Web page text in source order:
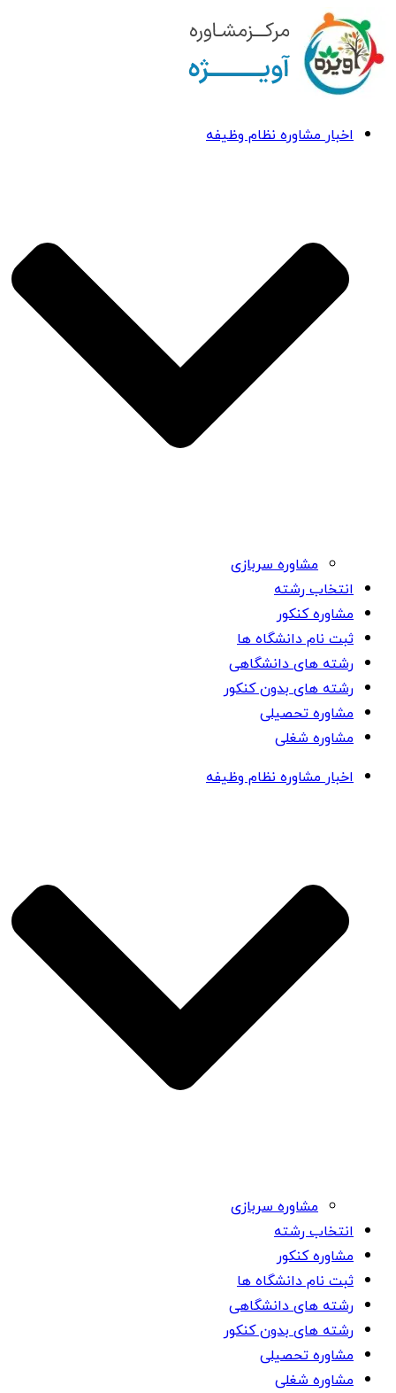
اخبار مشاوره نظام وظیفه
مشاوره سربازی
انتخاب رشته
مشاوره کنکور
ثبت نام دانشگاه ها
رشته های دانشگاهی
رشته های بدون کنکور
مشاوره تحصیلی
مشاوره شغلی
اخبار مشاوره نظام وظیفه
مشاوره سربازی
انتخاب رشته
مشاوره کنکور
ثبت نام دانشگاه ها
رشته های دانشگاهی
رشته های بدون کنکور
مشاوره تحصیلی
مشاوره شغلی